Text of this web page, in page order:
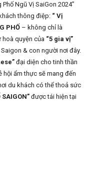
Ngũ Vị SaiGon 2024”
thông điệp: “ Vị
PHỐ – không chỉ là
hoà quyện của “5 gia vị”
& con người nơi đây.
đại diện cho tinh thần
hội ẩm thực sẽ mang đến
du khách có thể thoả sức
SAIGON” được tái hiện tại